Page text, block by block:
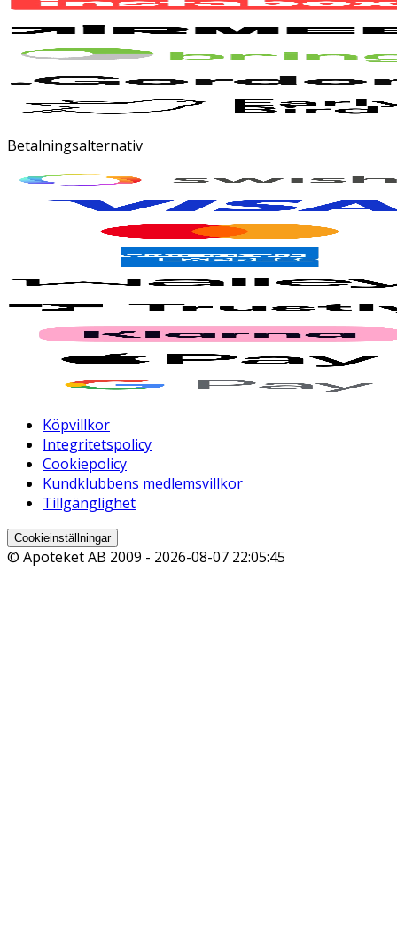
Betalningsalternativ
Köpvillkor
Integritetspolicy
Cookiepolicy
Kundklubbens medlemsvillkor
Tillgänglighet
Cookieinställningar
© Apoteket AB 2009 - 2026-08-07 22:05:45